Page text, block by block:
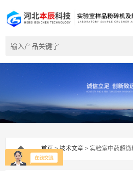
首页>技术文章 > 实验室中药超微粉碎机